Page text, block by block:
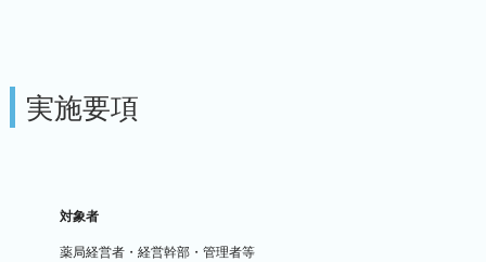
実施要項
対象者
薬局経営者・経営幹部・管理者等